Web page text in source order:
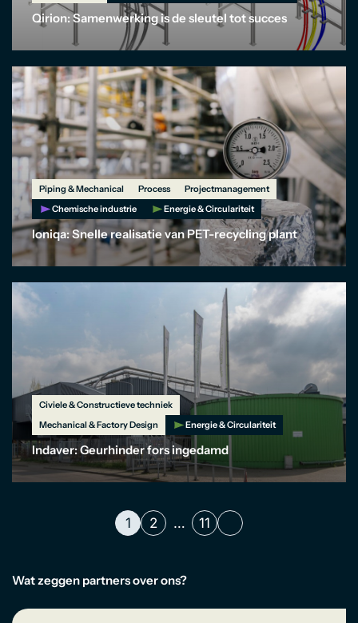
Qirion: Samenwerking is de sleutel tot succes
Piping & Mechanical Process
Projectmanagement
Chemische industrie
Energie & Circulariteit
Ioniqa: Snelle realisatie van PET-recycling plant
Civiele & Constructieve techniek
Mechanical & Factory Design
Energie & Circulariteit
Indaver: Geurhinder fors ingedamd
1 2 … 11
Wat zeggen partners over ons?